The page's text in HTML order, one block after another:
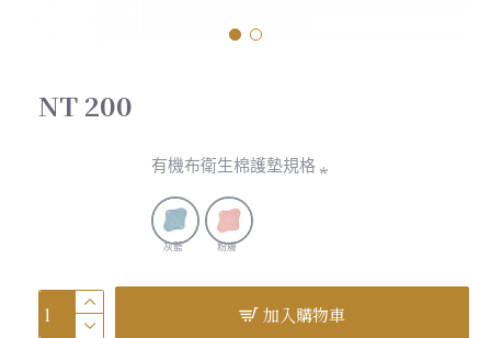
NT 200
有機布衛生棉護墊規格
灰藍 粉膚
加入購物車